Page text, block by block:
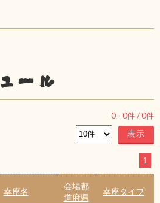
ール
0 - 0件 /0件
1
幸座名
会場都
道府県
幸座タイプ